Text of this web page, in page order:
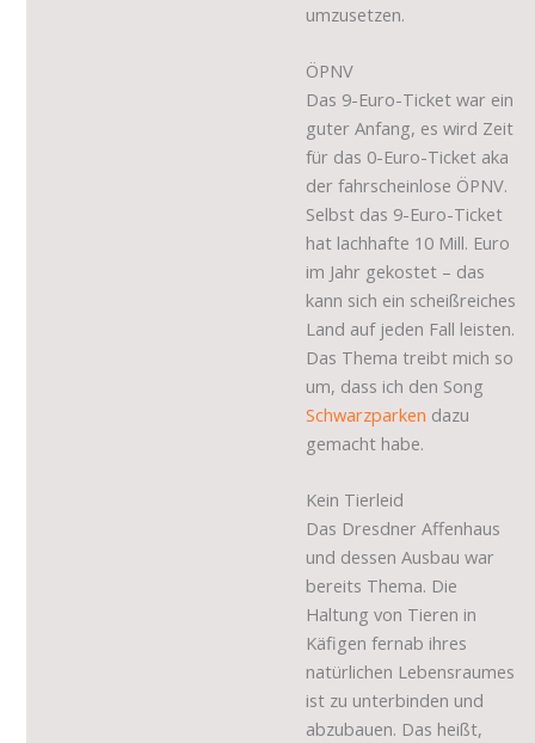
umzusetzen.
ÖPNV
Das 9-Euro-Ticket war ein
guter Anfang, es wird Zeit
für das 0-Euro-Ticket aka
der fahrscheinlose ÖPNV.
Selbst das 9-Euro-Ticket
hat lachhafte 10 Mill. Euro
im Jahr gekostet – das
kann sich ein scheißreiches
Land auf jeden Fall leisten.
Das Thema treibt mich so
um, dass ich den Song
Schwarzparken dazu
gemacht habe.
Kein Tierleid
Das Dresdner Affenhaus
und dessen Ausbau war
bereits Thema. Die
Haltung von Tieren in
Käfigen fernab ihres
natürlichen Lebensraumes
ist zu unterbinden und
abzubauen. Das heißt,